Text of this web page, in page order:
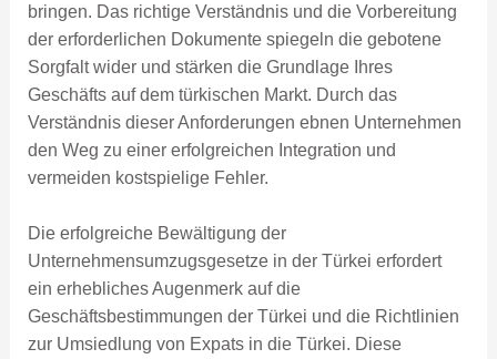
bringen. Das richtige Verständnis und die Vorbereitung
der erforderlichen Dokumente spiegeln die gebotene
Sorgfalt wider und stärken die Grundlage Ihres
Geschäfts auf dem türkischen Markt. Durch das
Verständnis dieser Anforderungen ebnen Unternehmen
den Weg zu einer erfolgreichen Integration und
vermeiden kostspielige Fehler.
Die erfolgreiche Bewältigung der
Unternehmensumzugsgesetze in der Türkei erfordert
ein erhebliches Augenmerk auf die
Geschäftsbestimmungen der Türkei und die Richtlinien
zur Umsiedlung von Expats in die Türkei. Diese